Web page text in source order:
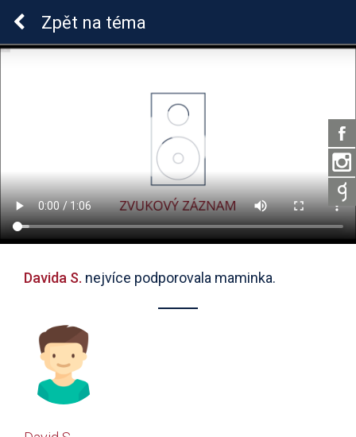
ADHD u dětí
Zpět na téma
Davida S. nejvíce podporovala maminka.